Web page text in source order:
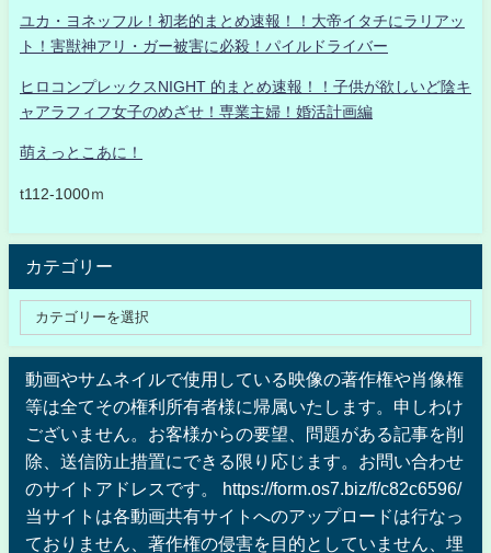
ユカ・ヨネッフル！初老的まとめ速報！！大帝イタチにラリアッ
ト！害獣神アリ・ガー被害に必殺！パイルドライバー
ヒロコンプレックスNIGHT 的まとめ速報！！子供が欲しいど陰キ
ャアラフィフ女子のめざせ！専業主婦！婚活計画編
萌えっとこあに！
t112-1000ｍ
カテゴリー
動画やサムネイルで使用している映像の著作権や肖像権
等は全てその権利所有者様に帰属いたします。申しわけ
ございません。お客様からの要望、問題がある記事を削
除、送信防止措置にできる限り応じます。お問い合わせ
のサイトアドレスです。 https://form.os7.biz/f/c82c6596/
当サイトは各動画共有サイトへのアップロードは行なっ
ておりません、著作権の侵害を目的としていません、埋